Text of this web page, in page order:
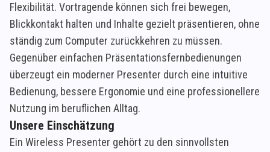
Flexibilität. Vortragende können sich frei bewegen,
Blickkontakt halten und Inhalte gezielt präsentieren, ohne
ständig zum Computer zurückkehren zu müssen.
Gegenüber einfachen Präsentationsfernbedienungen
überzeugt ein moderner Presenter durch eine intuitive
Bedienung, bessere Ergonomie und eine professionellere
Nutzung im beruflichen Alltag.
Unsere Einschätzung
Ein Wireless Presenter gehört zu den sinnvollsten